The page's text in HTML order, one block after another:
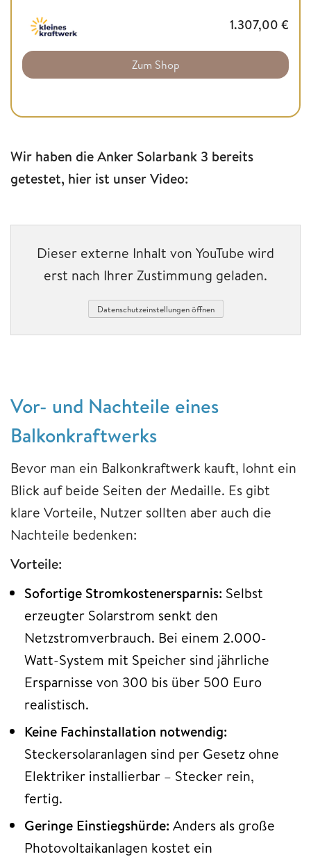
1.307,00 €
Zum Shop
Wir haben die Anker Solarbank 3 bereits
getestet, hier ist unser Video:
Dieser externe Inhalt von YouTube wird
erst nach Ihrer Zustimmung geladen.
Datenschutzeinstellungen öffnen
Vor- und Nachteile eines
Balkonkraftwerks
Bevor man ein Balkonkraftwerk kauft, lohnt ein
Blick auf beide Seiten der Medaille. Es gibt
klare Vorteile, Nutzer sollten aber auch die
Nachteile bedenken:
Vorteile:
Sofortige Stromkostenersparnis: Selbst
erzeugter Solarstrom senkt den
Netzstromverbrauch. Bei einem 2.000-
Watt-System mit Speicher sind jährliche
Ersparnisse von 300 bis über 500 Euro
realistisch.
Keine Fachinstallation notwendig:
Steckersolaranlagen sind per Gesetz ohne
Elektriker installierbar – Stecker rein,
fertig.
Geringe Einstiegshürde: Anders als große
Photovoltaikanlagen kostet ein